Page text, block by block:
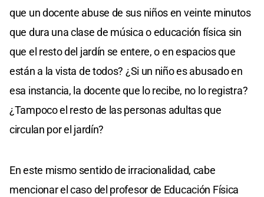
que un docente abuse de sus niños en veinte minutos
que dura una clase de música o educación física sin
que el resto del jardín se entere, o en espacios que
están a la vista de todos? ¿Si un niño es abusado en
esa instancia, la docente que lo recibe, no lo registra?
¿Tampoco el resto de las personas adultas que
circulan por el jardín?
En este mismo sentido de irracionalidad, cabe
mencionar el caso del profesor de Educación Física